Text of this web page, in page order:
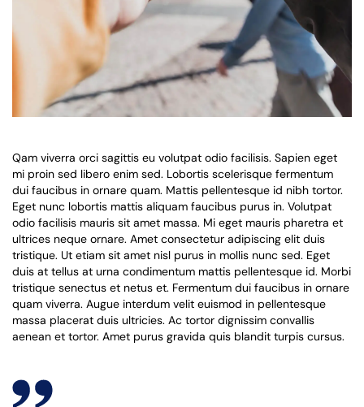
Qam viverra orci sagittis eu volutpat odio facilisis. Sapien eget
mi proin sed libero enim sed. Lobortis scelerisque fermentum
dui faucibus in ornare quam. Mattis pellentesque id nibh tortor.
Eget nunc lobortis mattis aliquam faucibus purus in. Volutpat
odio facilisis mauris sit amet massa. Mi eget mauris pharetra et
ultrices neque ornare. Amet consectetur adipiscing elit duis
tristique. Ut etiam sit amet nisl purus in mollis nunc sed. Eget
duis at tellus at urna condimentum mattis pellentesque id. Morbi
tristique senectus et netus et. Fermentum dui faucibus in ornare
quam viverra. Augue interdum velit euismod in pellentesque
massa placerat duis ultricies. Ac tortor dignissim convallis
aenean et tortor. Amet purus gravida quis blandit turpis cursus.